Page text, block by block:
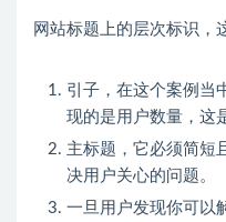
网站标题上的层次标识，
引子，在这个案例当
现的是用户数量，这
主标题，它必须简短
决用户关心的问题。
一旦用户发现你可以